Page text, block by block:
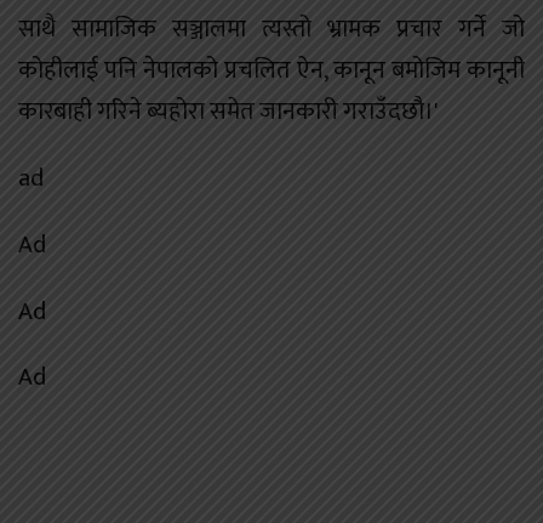
साथै सामाजिक सञ्जालमा त्यस्तो भ्रामक प्रचार गर्ने जो
कोहीलाई पनि नेपालको प्रचलित ऐन, कानून बमोजिम कानूनी
कारबाही गरिने ब्यहोरा समेत जानकारी गराउँदछौ।'
ad
Ad
Ad
Ad